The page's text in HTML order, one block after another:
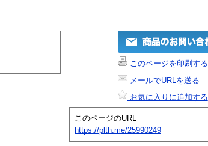
このページを印刷する
メールでURLを送る
お気に入りに追加する
このページのURL
https://plth.me/25990249